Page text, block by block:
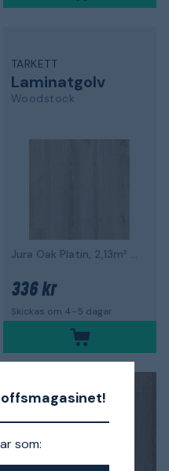
som:
TARKETT
Laminatgolv
Woodstock
Jura Oak Platin, 2,13m² per paket
336 kr
Skickas om 4-5 dagar